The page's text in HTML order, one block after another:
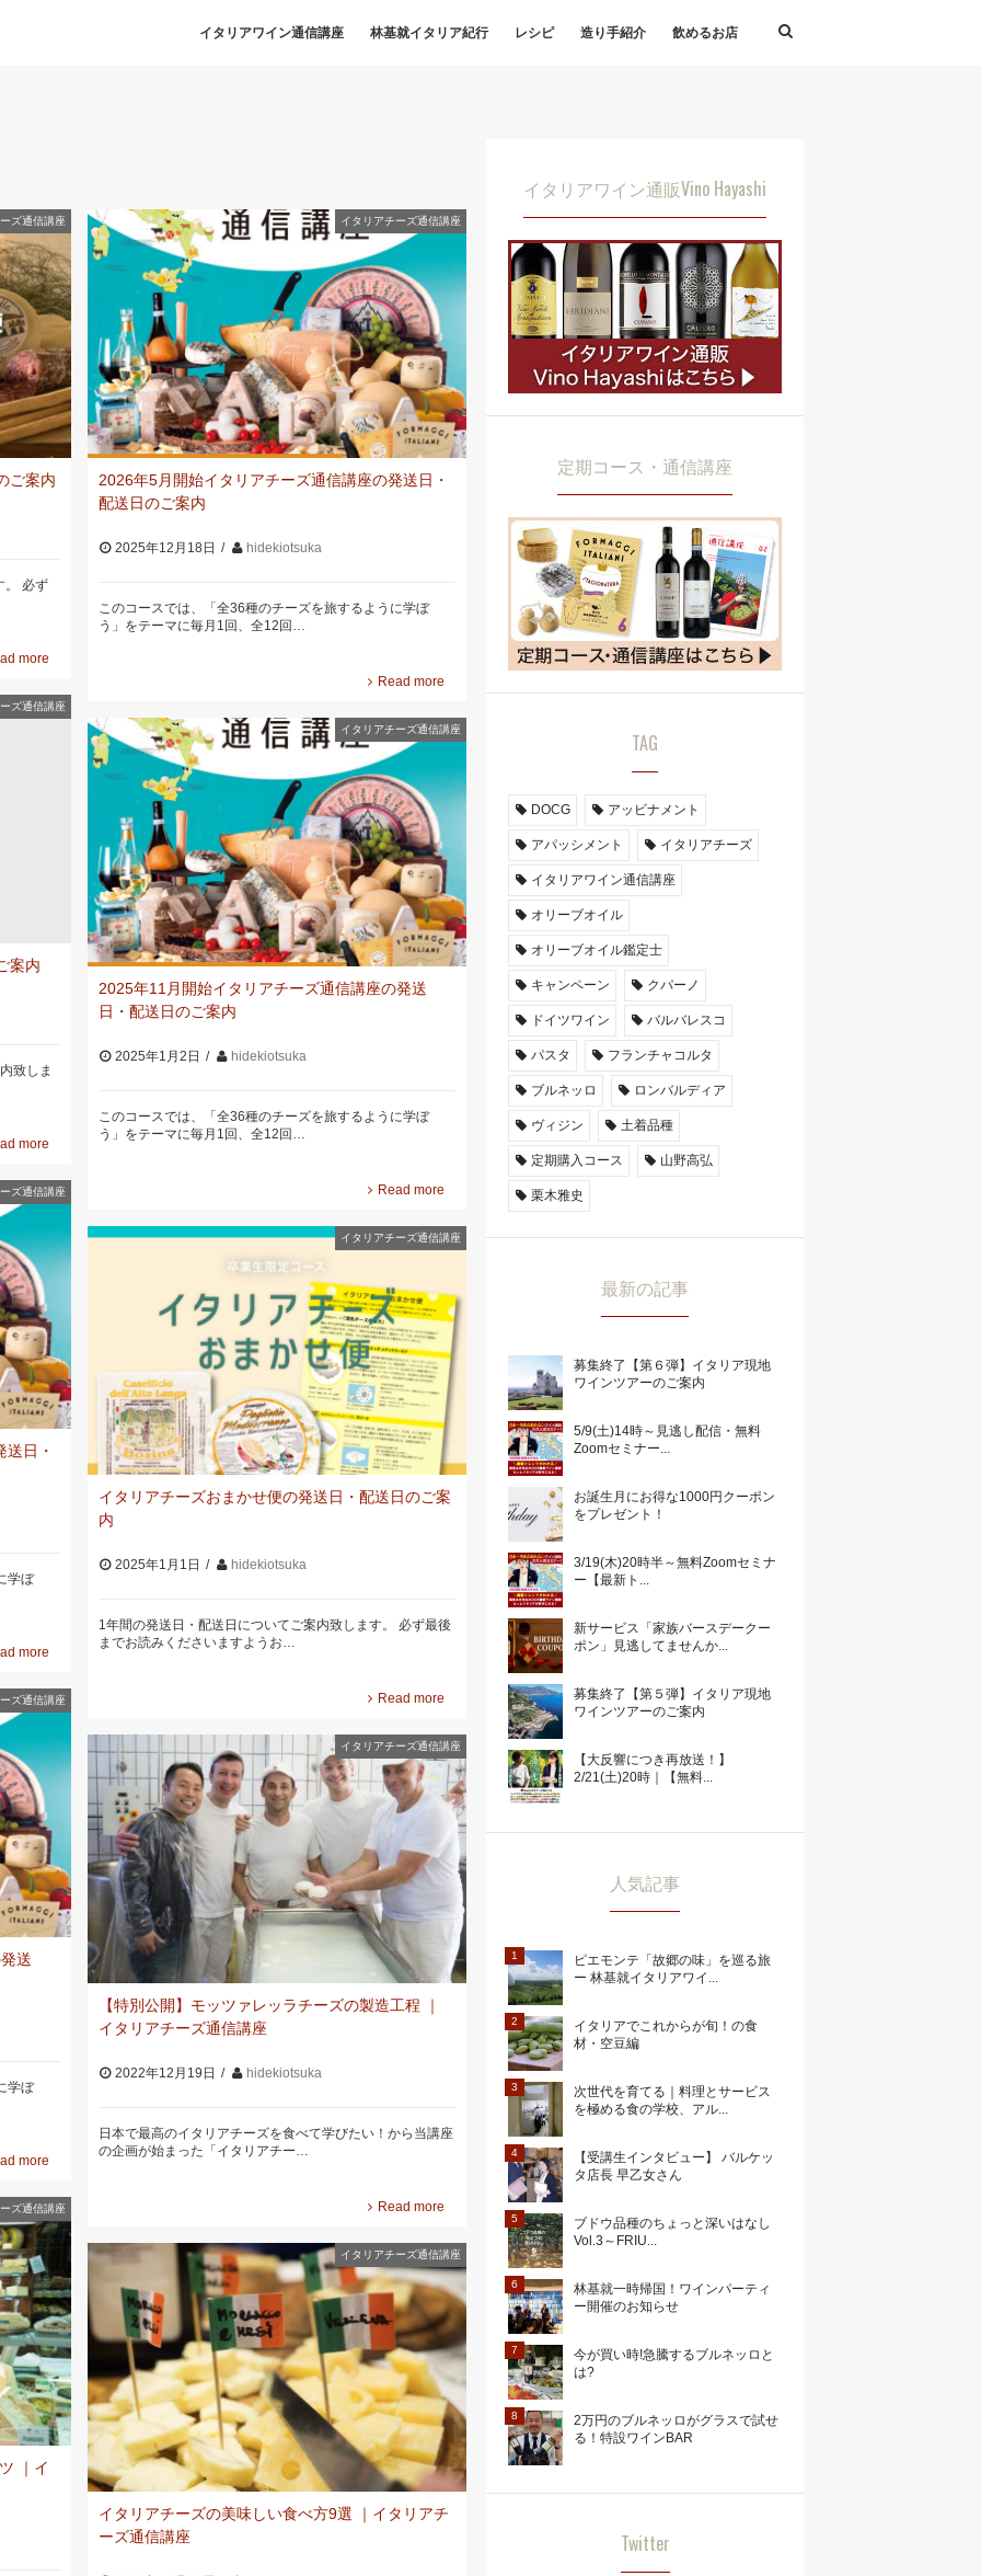
イタリアワイン通信講座 林基就イタリア紀行 レシピ 造り手紹介 飲めるお店
ズ通信講座
ご案内
。 必ず
more
イタリアチーズ通信講座
2026年5月開始イタリアチーズ通信講座の発送日・
配送日のご案内
2025年12月18日 hidekiotsuka
このコースでは、「全36種のチーズを旅するように学ぼ
う」をテーマに毎月1回、全12回…
Read more
ズ通信講座
案内
致しま
more
イタリアチーズ通信講座
2025年11月開始イタリアチーズ通信講座の発送
日・配送日のご案内
2025年1月2日 hidekiotsuka
このコースでは、「全36種のチーズを旅するように学ぼ
う」をテーマに毎月1回、全12回…
Read more
ズ通信講座
日・
学ぼ
more
イタリアチーズ通信講座
イタリアチーズおまかせ便の発送日・配送日のご案
内
2025年1月1日 hidekiotsuka
1年間の発送日・配送日についてご案内致します。 必ず最後
までお読みくださいますようお…
Read more
ズ通信講座
送
学ぼ
more
イタリアチーズ通信講座
【特別公開】モッツァレッラチーズの製造工程 ｜
イタリアチーズ通信講座
2022年12月19日 hidekiotsuka
日本で最高のイタリアチーズを食べて学びたい！から当講座
の企画が始まった「イタリアチー…
Read more
ズ通信講座
｜イ
イタリアチーズ通信講座
イタリアチーズの美味しい食べ方9選 ｜イタリアチ
ーズ通信講座
イタリアワイン通販Vino Hayashi
定期コース・通信講座
TAG
DOCG アッビナメント
アパッシメント イタリアチーズ
イタリアワイン通信講座
オリーブオイル
オリーブオイル鑑定士
キャンペーン クパーノ
ドイツワイン バルバレスコ
パスタ フランチャコルタ
ブルネッロ ロンバルディア
ヴィジン 土着品種
定期購入コース 山野高弘
栗木雅史
最新の記事
募集終了【第６弾】イタリア現地
ワインツアーのご案内
5/9(土)14時～見逃し配信・無料
Zoomセミナー...
お誕生月にお得な1000円クーポン
をプレゼント！
3/19(木)20時半～無料Zoomセミナ
ー【最新ト...
新サービス「家族バースデークー
ポン」見逃してませんか...
募集終了【第５弾】イタリア現地
ワインツアーのご案内
【大反響につき再放送！】
2/21(土)20時｜【無料...
人気記事
ピエモンテ「故郷の味」を巡る旅
ー 林基就イタリアワイ...
イタリアでこれからが旬！の食
材・空豆編
次世代を育てる｜料理とサービス
を極める食の学校、アル...
【受講生インタビュー】 バルケッ
タ店長 早乙女さん
ブドウ品種のちょっと深いはなし
Vol.3～FRIU...
林基就一時帰国！ワインパーティ
ー開催のお知らせ
今が買い時!急騰するブルネッロと
は?
2万円のブルネッロがグラスで試せ
る！特設ワインBAR
Twitter